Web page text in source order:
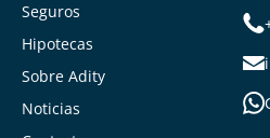
Seguros
Hipotecas
Sobre Adity
Noticias